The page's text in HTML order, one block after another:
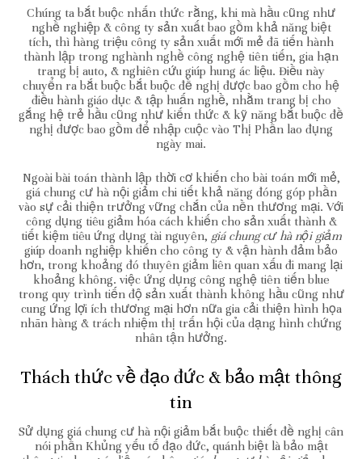
Chúng ta bắt buộc nhấn thức rằng, khi mà hầu cũng như
nghề nghiệp & công ty sản xuất bao gồm khả năng biệt
tích, thì hàng triệu công ty sản xuất mới mẻ đã tiến hành
thành lập trong nghành nghề công nghệ tiên tiến, gia hạn
trang bị auto, & nghiên cứu giúp hung ác liệu. Điều này
chuyển ra bắt buộc bắt buộc đề nghị được bao gồm cho hệ
điều hành giáo dục & tập huấn nghề, nhằm trang bị cho
gắng hệ trẻ hầu cũng như kiến thức & kỹ năng bắt buộc đề
nghị được bao gồm để nhập cuộc vào Thị Phần lao đụng
ngày mai.
Ngoài bài toán thành lập thời cơ khiến cho bài toán mới mẻ,
giá chung cư hà nội giảm chi tiết khả năng đóng góp phần
vào sự cải thiện trưởng vững chắn của nền thương mại. Với
công dụng tiêu giảm hóa cách khiến cho sản xuất thành &
tiết kiệm tiêu ứng dụng tài nguyên, giá chung cư hà nội giảm
giúp doanh nghiệp khiến cho công ty & vận hành đảm bảo
hơn, trong khoảng đó thuyên giảm liên quan xấu đi mang lại
khoảng không. việc ứng dụng công nghệ tiên tiến blue
trong quy trình tiến độ sản xuất thành không hầu cũng như
cung ứng lợi ích thương mại hơn nữa gia cải thiện hình họa
nhãn hàng & trách nhiệm thị trấn hội của dạng hình chứng
nhân tận hưởng.
Thách thức về đạo đức & bảo mật thông
tin
Sử dụng giá chung cư hà nội giảm bắt buộc thiết đề nghị cân
nói phần Khủng yếu tố đạo đức, quánh biệt là bảo mật